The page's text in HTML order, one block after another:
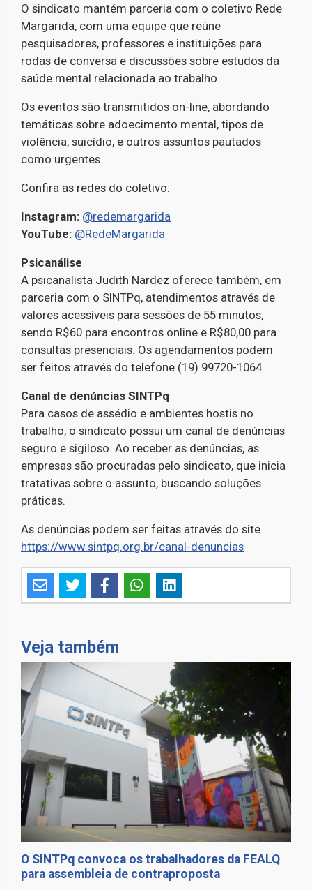
O sindicato mantém parceria com o coletivo Rede
Margarida, com uma equipe que reúne
pesquisadores, professores e instituições para
rodas de conversa e discussões sobre estudos da
saúde mental relacionada ao trabalho.
Os eventos são transmitidos on-line, abordando
temáticas sobre adoecimento mental, tipos de
violência, suicídio, e outros assuntos pautados
como urgentes.
Confira as redes do coletivo:
Instagram: @redemargarida
YouTube: @RedeMargarida
Psicanálise
A psicanalista Judith Nardez oferece também, em
parceria com o SINTPq, atendimentos através de
valores acessíveis para sessões de 55 minutos,
sendo R$60 para encontros online e R$80,00 para
consultas presenciais. Os agendamentos podem
ser feitos através do telefone (19) 99720-1064.
Canal de denúncias SINTPq
Para casos de assédio e ambientes hostis no
trabalho, o sindicato possui um canal de denúncias
seguro e sigiloso. Ao receber as denúncias, as
empresas são procuradas pelo sindicato, que inicia
tratativas sobre o assunto, buscando soluções
práticas.
As denúncias podem ser feitas através do site
https://www.sintpq.org.br/canal-denuncias
Veja também
O SINTPq convoca os trabalhadores da FEALQ
para assembleia de contraproposta